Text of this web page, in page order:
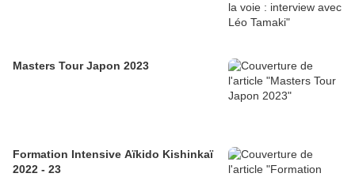
Masters Tour Japon 2023
Formation Intensive Aïkido Kishinkaï
2022 - 23